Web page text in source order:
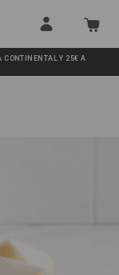
CONTINENTAL Y 25€ A